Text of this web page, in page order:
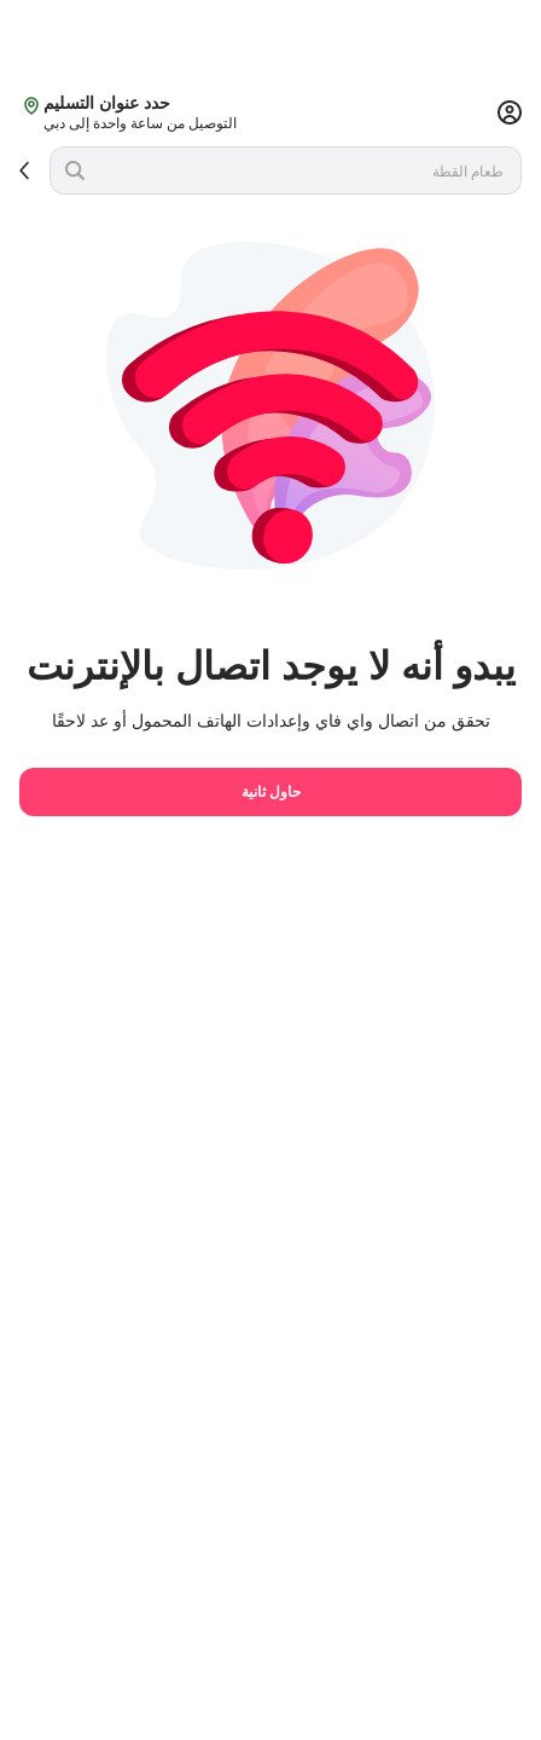
حدد عنوان التسليم
التوصيل من ساعة واحدة إلى دبي
يبدو أنه لا يوجد اتصال بالإنترنت
تحقق من اتصال واي فاي وإعدادات الهاتف المحمول أو عد لاحقًا
حاول ثانية